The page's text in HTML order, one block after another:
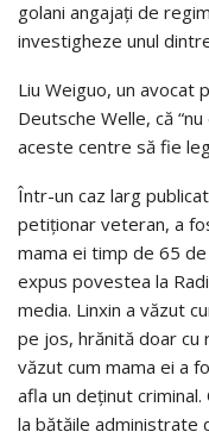
golani angajaţi de
investigheze unul
Liu Weiguo, un avocat
Deutsche Welle, că
aceste centre să fie
Într-un caz larg
petiţionar veteran, a
mama ei timp de 65
expus povestea la
media. Linxin a văzut
pe jos, hrănită doar cu
văzut cum mama ei a
afla un deţinut
la bătăile administrate